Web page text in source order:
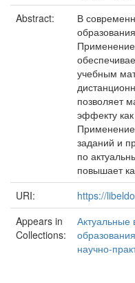
Abstract:
В
Применение
учебным
позволяет
эффекту
Применение
заданий и
по
повышает
URI:
https://
Appears in
Collections:
Актуальные
научно-